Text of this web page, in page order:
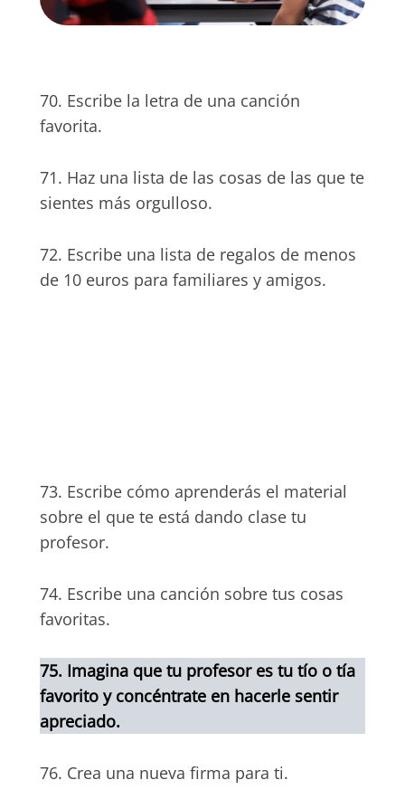
70. Escribe la letra de una canción
favorita.
71. Haz una lista de las cosas de las que te
sientes más orgulloso.
72. Escribe una lista de regalos de menos
de 10 euros para familiares y amigos.
73. Escribe cómo aprenderás el material
sobre el que te está dando clase tu
profesor.
74. Escribe una canción sobre tus cosas
favoritas.
75. Imagina que tu profesor es tu tío o tía
favorito y concéntrate en hacerle sentir
apreciado.
76. Crea una nueva firma para ti.